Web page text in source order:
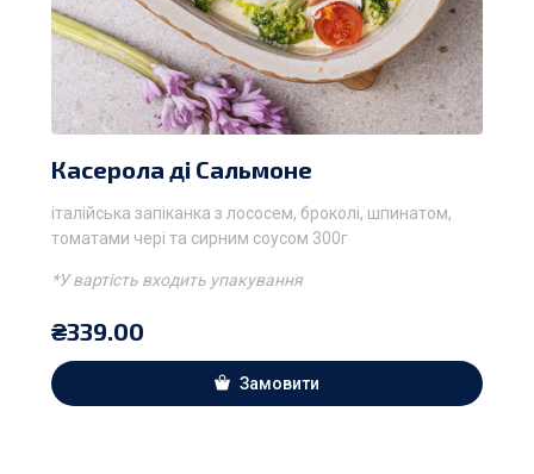
Касерола ді Сальмоне
італійська запіканка з лососем, броколі, шпинатом,
томатами чері та сирним соусом 300г
*У вартість входить упакування
₴339.00
Замовити